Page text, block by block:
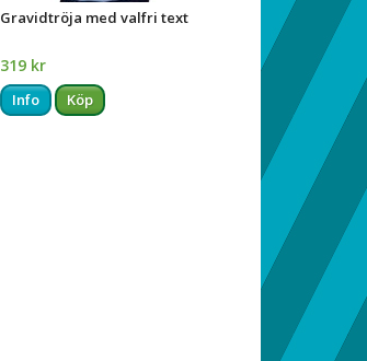
Gravidtröja med valfri text
319 kr
Info Köp